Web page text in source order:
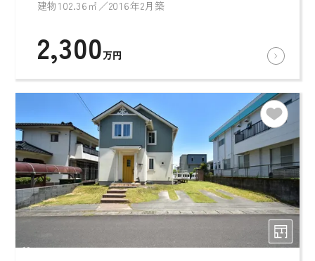
建物102.36㎡／2016年2月築
2,300万円